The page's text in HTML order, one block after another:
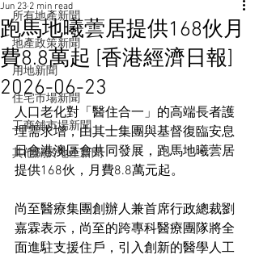
所有地產新聞
地產政策新聞
用地新聞
住宅市場新聞
工商舖市場新聞
其他關於地產新聞
跑馬地曦蕓居提供168伙月
費8.8萬起 [香港經濟日報]
2026-06-23
Jun 23 2 min read
人口老化對「醫住合一」的高端長者護
理需求增，由其士集團與基督復臨安息
日會港澳區會共同發展，跑馬地曦蕓居
提供168伙，月費8.8萬元起。
尚至醫療集團創辦人兼首席行政總裁劉
嘉霖表示，尚至的跨專科醫療團隊將全
面進駐支援住戶，引入創新的醫學人工